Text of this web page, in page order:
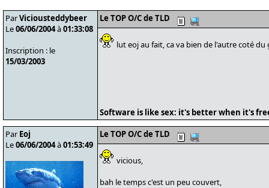
ParViciousteddybeer
Le06/06/2004à01:33:08
Inscription : le
15/03/2003
Le TOP O/C de TLD
lut eoj au fait, ca va bien de l'autre coté
Software is like sex: it's better when it's
Par Eoj
Le06/06/2004à01:53:49
Le TOP O/C de TLD
vicious,
bah le temps c'est un peu couvert,